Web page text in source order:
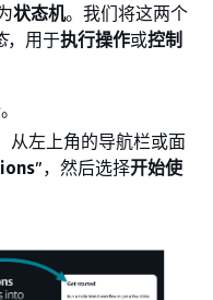
状态机。我们将这两个
，用于执行操作或控制
。
从左上角的导航栏或面
”，然后选择开始使